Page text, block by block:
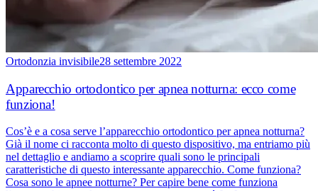
Ortodonzia invisibile28 settembre 2022
Apparecchio ortodontico per apnea notturna: ecco come
funziona!
Cos’è e a cosa serve l’apparecchio ortodontico per apnea notturna?
Già il nome ci racconta molto di questo dispositivo, ma entriamo più
nel dettaglio e andiamo a scoprire quali sono le principali
caratteristiche di questo interessante apparecchio. Come funziona?
Cosa sono le apnee notturne? Per capire bene come funziona